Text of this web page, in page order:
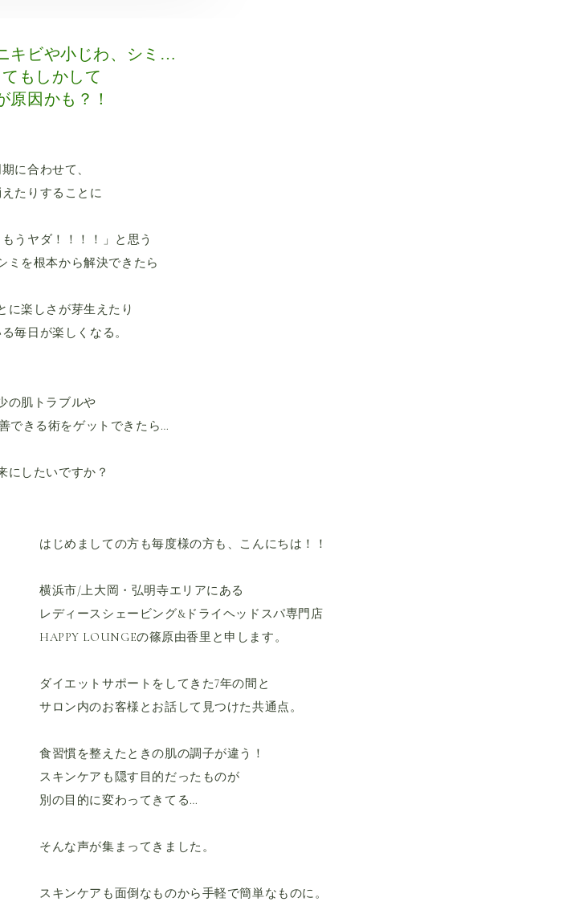
キビや小じわ、シミ…
もしかして
原因かも？！
に合わせて、
たりすることに
もうヤダ！！！！」と思う
ミを根本から解決できたら
に楽しさが芽生えたり
毎日が楽しくなる。
の肌トラブルや
できる術をゲットできたら…
にしたいですか？
はじめましての方も毎度様の方も、こんにちは！！
横浜市/上大岡・弘明寺エリアにある
レディースシェービング&ドライヘッドスパ専門店
HAPPY LOUNGEの篠原由香里と申します。
ダイエットサポートをしてきた7年の間と
サロン内のお客様とお話して見つけた共通点。
食習慣を整えたときの肌の調子が違う！
スキンケアも隠す目的だったものが
別の目的に変わってきてる…
そんな声が集まってきました。
スキンケアも面倒なものから手軽で簡単なものに。